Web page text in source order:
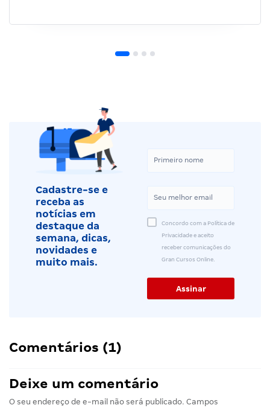
Cadastre-se e
receba as
notícias em
destaque da
semana, dicas,
novidades e
muito mais.
Concordo com a Política de
Privacidade e aceito
receber comunicações do
Gran Cursos Online.
Comentários (1)
Deixe um comentário
O seu endereço de e-mail não será publicado. Campos